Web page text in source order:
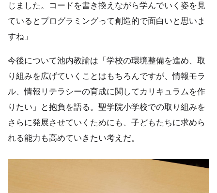
じました。コードを書き換えながら学んでいく姿を見
ているとプログラミングって創造的で面白いと思いま
すね」
今後について池内教諭は「学校の環境整備を進め、取
り組みを広げていくことはもちろんですが、情報モラ
ル、情報リテラシーの育成に関してカリキュラムを作
りたい」と抱負を語る。聖学院小学校での取り組みを
さらに発展させていくためにも、子どもたちに求めら
れる能力も高めていきたい考えだ。